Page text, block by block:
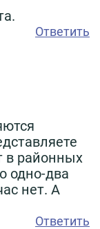
Ответить
в районных
одно-два
нет. А
Ответить